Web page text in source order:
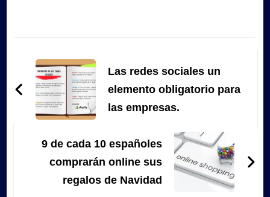
de
entradas
Las redes sociales un
elemento obligatorio para
las empresas.
9 de cada 10 españoles
comprarán online sus
regalos de Navidad